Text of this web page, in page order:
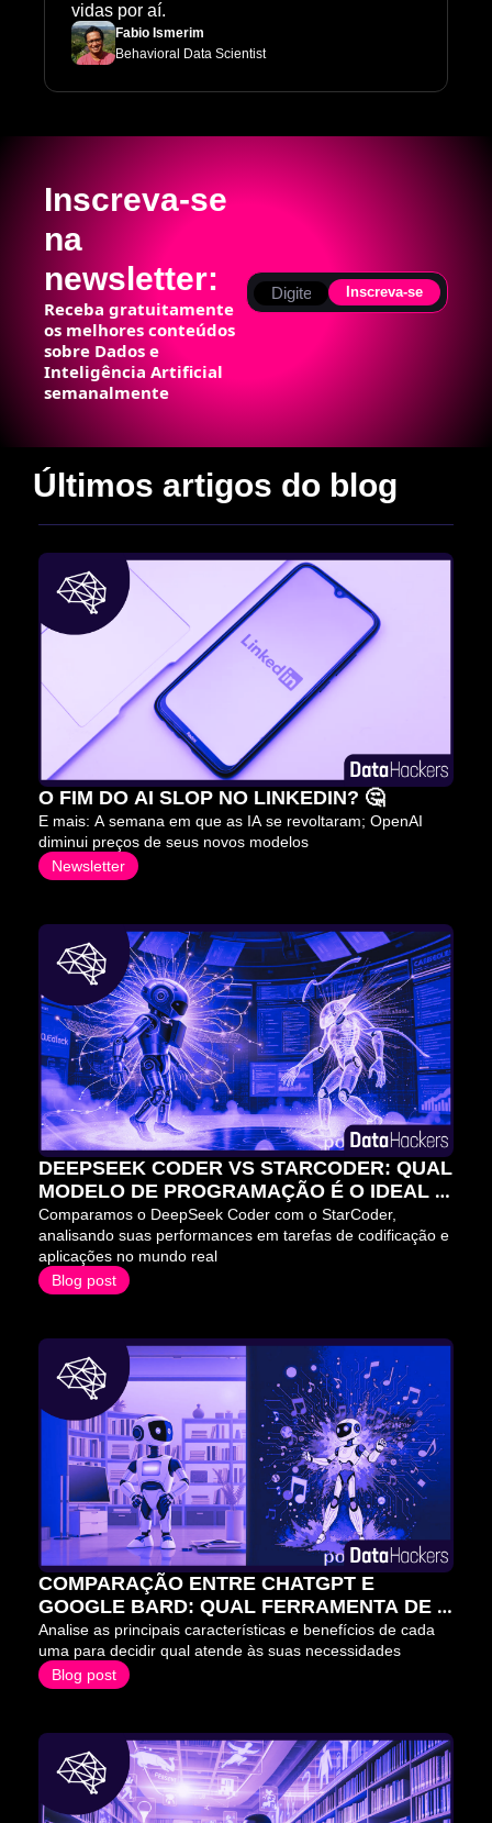
vidas por aí.
Fabio Ismerim
Behavioral Data Scientist
Inscreva-se
na
newsletter:
Receba gratuitamente
os melhores conteúdos
sobre Dados e
Inteligência Artificial
semanalmente
Inscreva-se
Últimos artigos do blog
O FIM DO AI SLOP NO LINKEDIN? 🤔
E mais: A semana em que as IA se revoltaram; OpenAI
diminui preços de seus novos modelos
Newsletter
DEEPSEEK CODER VS STARCODER: QUAL
MODELO DE PROGRAMAÇÃO É O IDEAL
PARA VOCÊ?
Comparamos o DeepSeek Coder com o StarCoder,
analisando suas performances em tarefas de codificação e
aplicações no mundo real
Blog post
COMPARAÇÃO ENTRE CHATGPT E
GOOGLE BARD: QUAL FERRAMENTA DE
IA É A MELHOR PARA VOCÊ?
Analise as principais características e benefícios de cada
uma para decidir qual atende às suas necessidades
Blog post